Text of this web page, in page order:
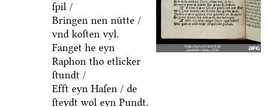
ſpil /
Bringen nen nuͤtte /
vnd koſten vyl.
Fanget he eyn
Raphon tho etlicker
ſtundt /
Efft eyn Haſen / de
ſteydt wol eyn Pundt.